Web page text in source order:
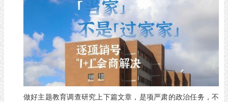
做好主题教育调查研究上下篇文章，是项严肃的政治任务，不